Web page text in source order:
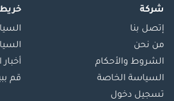
شركة
إتصل بنا
من نحن
الشروط والأحكام
السياسة الخاصة
تسجيل دخول
قم